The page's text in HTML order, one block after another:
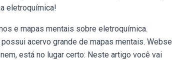
eletroquímica!
e mapas mentais sobre eletroquímica.
acervo grande de mapas mentais. Webse
está no lugar certo: Neste artigo você vai